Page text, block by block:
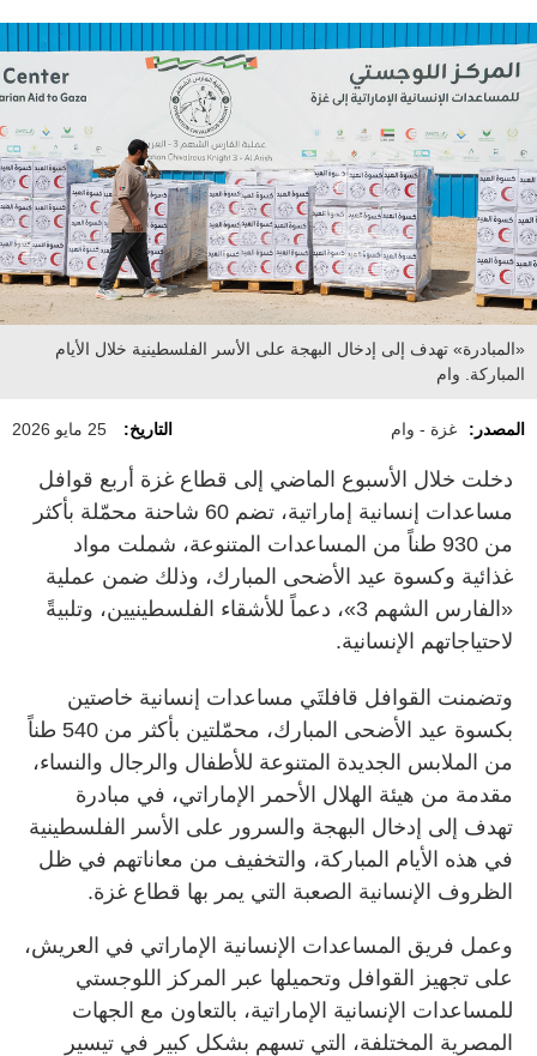
«المبادرة» تهدف إلى إدخال البهجة على الأسر الفلسطينية خلال الأيام
المباركة. وام
المصدر: غزة - وام التاريخ: 25 مايو 2026
دخلت خلال الأسبوع الماضي إلى قطاع غزة أربع قوافل
مساعدات إنسانية إماراتية، تضم 60 شاحنة محمّلة بأكثر
من 930 طناً من المساعدات المتنوعة، شملت مواد
غذائية وكسوة عيد الأضحى المبارك، وذلك ضمن عملية
«الفارس الشهم 3»، دعماً للأشقاء الفلسطينيين، وتلبيةً
لاحتياجاتهم الإنسانية.
وتضمنت القوافل قافلتَي مساعدات إنسانية خاصتين
بكسوة عيد الأضحى المبارك، محمّلتين بأكثر من 540 طناً
من الملابس الجديدة المتنوعة للأطفال والرجال والنساء،
مقدمة من هيئة الهلال الأحمر الإماراتي، في مبادرة
تهدف إلى إدخال البهجة والسرور على الأسر الفلسطينية
في هذه الأيام المباركة، والتخفيف من معاناتهم في ظل
الظروف الإنسانية الصعبة التي يمر بها قطاع غزة.
وعمل فريق المساعدات الإنسانية الإماراتي في العريش،
على تجهيز القوافل وتحميلها عبر المركز اللوجستي
للمساعدات الإنسانية الإماراتية، بالتعاون مع الجهات
المصرية المختلفة، التي تسهم بشكل كبير في تيسير